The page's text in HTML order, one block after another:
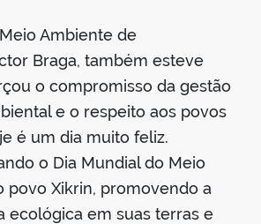
Ambiente de
Braga, também esteve
o compromisso da gestão
e o respeito aos povos
é um dia muito feliz.
o Dia Mundial do Meio
povo Xikrin, promovendo a
ecológica em suas terras e